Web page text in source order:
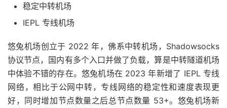
稳定中转机场
IEPL 专线机场
悠兔机场创立于 2022 年，佛系中转机场，Shadowsocks
协议节点，国内有多个入口并做了负载，算是中转隧道机场
中体验不错的存在。悠兔机场在 2023 年新增了 IEPL 专线
网络，相比于公网中转，专线网络的稳定性和速度表现更
好，同时增加节点数量之后总节点数量 53+。悠兔机场新